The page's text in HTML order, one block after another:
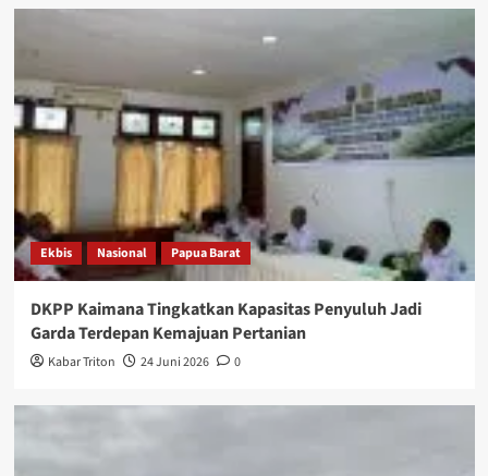
Ekbis Nasional Papua Barat
DKPP Kaimana Tingkatkan Kapasitas Penyuluh Jadi
Garda Terdepan Kemajuan Pertanian
Kabar Triton 24 Juni 2026 0